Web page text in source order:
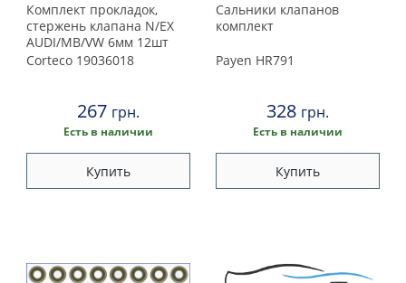
Комплект прокладок,
стержень клапана N/EX
AUDI/MB/VW 6мм 12шт
(пр-во Corteco)
Corteco 19036018
267 грн.
Есть в наличии
Купить
Сальники клапанов
комплект
Payen HR791
328 грн.
Есть в наличии
Купить